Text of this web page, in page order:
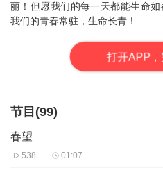
丽！但愿我们的每一天都能生命
我们的青春常驻，生命长青！
打开APP，
节目(99)
春望
538 01:07